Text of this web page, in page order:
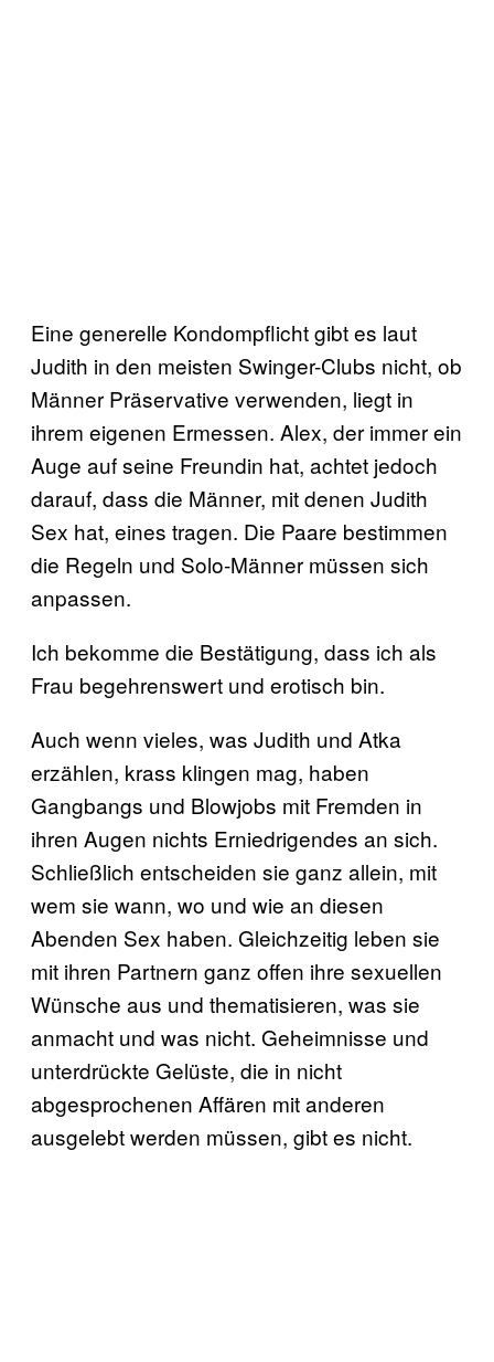
Eine generelle Kondompflicht gibt es laut
Judith in den meisten Swinger-Clubs nicht, ob
Männer Präservative verwenden, liegt in
ihrem eigenen Ermessen. Alex, der immer ein
Auge auf seine Freundin hat, achtet jedoch
darauf, dass die Männer, mit denen Judith
Sex hat, eines tragen. Die Paare bestimmen
die Regeln und Solo-Männer müssen sich
anpassen.
Ich bekomme die Bestätigung, dass ich als
Frau begehrenswert und erotisch bin.
Auch wenn vieles, was Judith und Atka
erzählen, krass klingen mag, haben
Gangbangs und Blowjobs mit Fremden in
ihren Augen nichts Erniedrigendes an sich.
Schließlich entscheiden sie ganz allein, mit
wem sie wann, wo und wie an diesen
Abenden Sex haben. Gleichzeitig leben sie
mit ihren Partnern ganz offen ihre sexuellen
Wünsche aus und thematisieren, was sie
anmacht und was nicht. Geheimnisse und
unterdrückte Gelüste, die in nicht
abgesprochenen Affären mit anderen
ausgelebt werden müssen, gibt es nicht.